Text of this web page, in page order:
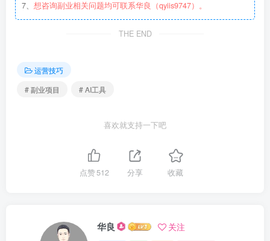
7、 想咨询副业相关问题均可联系华良（qyiis9747）。
THE END
运营技巧
# 副业项目
# AI工具
喜欢就支持一下吧
点赞512 分享 收藏
华良 关注